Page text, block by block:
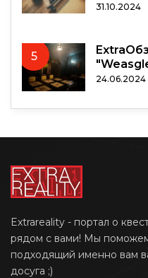
31.10.2024
5
24.06.2024
Extrareality - портал о
рядом с вами! Мы
подходящий именно вам
досуга ;)